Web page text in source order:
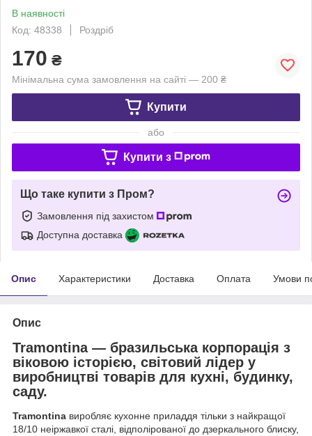
В наявності
Код: 48338
Роздріб
170 ₴
Мінімальна сума замовлення на сайті — 200 ₴
Купити
або
Купити з
Що таке купити з Пром?
Замовлення під захистом
Доступна доставка
Опис Характеристики Доставка Оплата Умови
Опис
Tramontina — бразильська корпорація з
віковою історією, світовий лідер у
виробництві товарів для кухні, будинку,
саду.
Tramontina виробляє кухонне приладдя тільки з найкращої
18/10 неіржавкої сталі, відполірованої до дзеркального блиску,